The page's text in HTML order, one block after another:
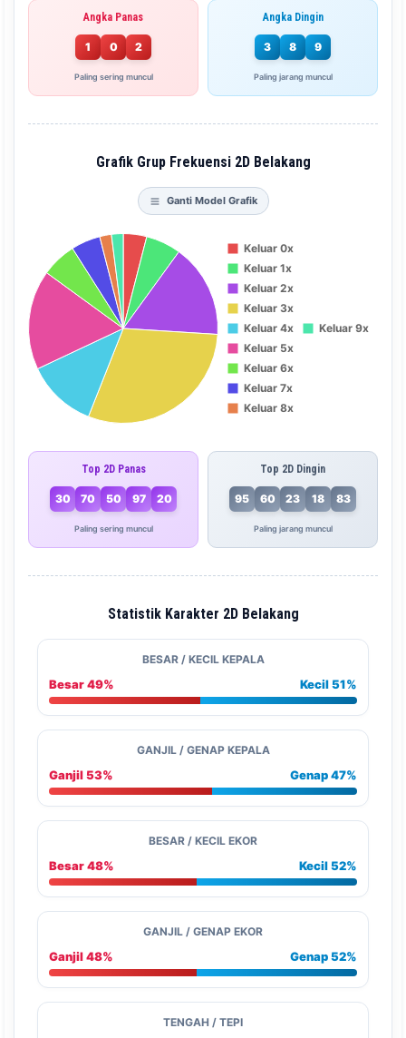
Angka Panas
1 0 2
Paling sering muncul
Angka Dingin
3 8 9
Paling jarang muncul
Grafik Grup Frekuensi 2D Belakang
Ganti Model Grafik
Top 2D Panas
30 70 50 97 20
Paling sering muncul
Top 2D Dingin
95 60 23 18 83
Paling jarang muncul
Statistik Karakter 2D Belakang
BESAR / KECIL KEPALA
Besar 49% Kecil 51%
GANJIL / GENAP KEPALA
Ganjil 53% Genap 47%
BESAR / KECIL EKOR
Besar 48% Kecil 52%
GANJIL / GENAP EKOR
Ganjil 48% Genap 52%
TENGAH / TEPI